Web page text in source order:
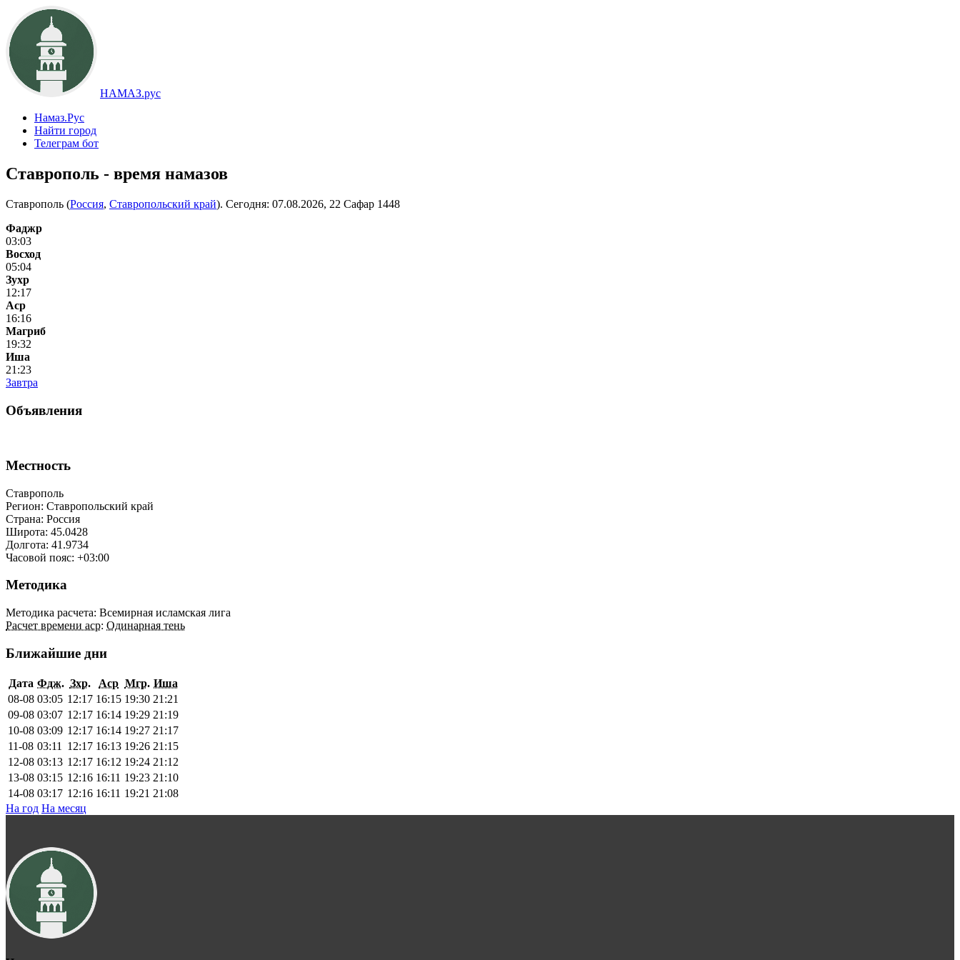
НАМАЗ.рус
Намаз.Рус
Найти город
Телеграм бот
Ставрополь - время намазов
Ставрополь (Россия, Ставропольский край). Сегодня: 07.08.2026, 22 Сафар 1448
Фаджр
03:03
Восход
05:04
Зухр
12:17
Аср
16:16
Магриб
19:32
Иша
21:23
Завтра
Объявления
Местность
Ставрополь
Регион: Ставропольский край
Страна: Россия
Широта: 45.0428
Долгота: 41.9734
Часовой пояс: +03:00
Методика
Методика расчета: Всемирная исламская лига
Расчет времени аср: Одинарная тень
Ближайшие дни
Дата Фдж. Зхр. Аср Мгр. Иша
08-08 03:05 12:17 16:15 19:30 21:21
09-08 03:07 12:17 16:14 19:29 21:19
10-08 03:09 12:17 16:14 19:27 21:17
11-08 03:11 12:17 16:13 19:26 21:15
12-08 03:13 12:17 16:12 19:24 21:12
13-08 03:15 12:16 16:11 19:23 21:10
14-08 03:17 12:16 16:11 19:21 21:08
На год На месяц